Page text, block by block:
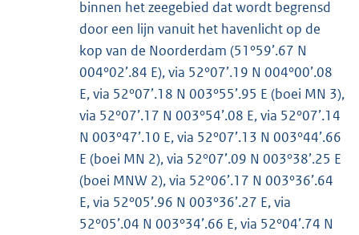
binnen het zeegebied dat wordt begrensd
door een lijn vanuit het havenlicht op de
kop van de Noorderdam (51°59’.67 N
004°02’.84 E), via 52°07’.19 N 004°00’.08
E, via 52°07’.18 N 003°55’.95 E (boei MN 3),
via 52°07’.17 N 003°54’.08 E, via 52°07’.14
N 003°47’.10 E, via 52°07’.13 N 003°44’.66
E (boei MN 2), via 52°07’.09 N 003°38’.25 E
(boei MNW 2), via 52°06’.17 N 003°36’.64
E, via 52°05’.96 N 003°36’.27 E, via
52°05’.04 N 003°34’.66 E, via 52°04’.74 N